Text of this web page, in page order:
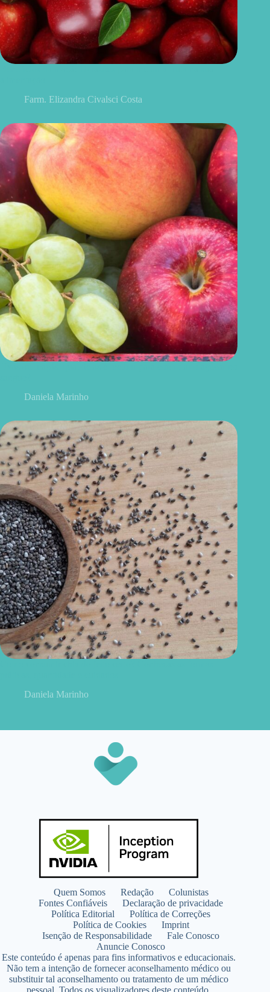
Farm. Elizandra Civalsci Costa
Daniela Marinho
Daniela Marinho
Quem Somos Redação
Colunistas
Fontes Confiáveis
Declaração de privacidade
Política Editorial
Política de Correções
Política de Cookies
Imprint
Isenção de Responsabilidade
Fale Conosco
Anuncie Conosco
Este conteúdo é apenas para fins informativos e educacionais.
Não tem a intenção de fornecer aconselhamento médico ou
substituir tal aconselhamento ou tratamento de um médico
pessoal. Todos os visualizadores deste conteúdo,